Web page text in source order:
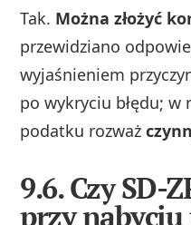
Tak. Można złożyć
przewidziano
wyjaśnieniem
po wykryciu błędu; w
podatku rozważ
9.6. Czy SD-
przy nabyciu